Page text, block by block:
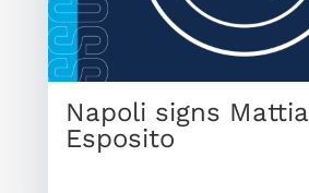
Napoli signs Mattia
Esposito